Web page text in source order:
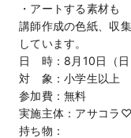
・アートする素材も
講師作成の色紙、収
しています。
日 時：8月10日
対 象：小学生以上
参加費：無料
実施主体：アサコラ
持ち物：